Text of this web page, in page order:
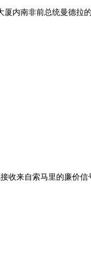
内南非前总统曼德拉
收来自索马里的廉